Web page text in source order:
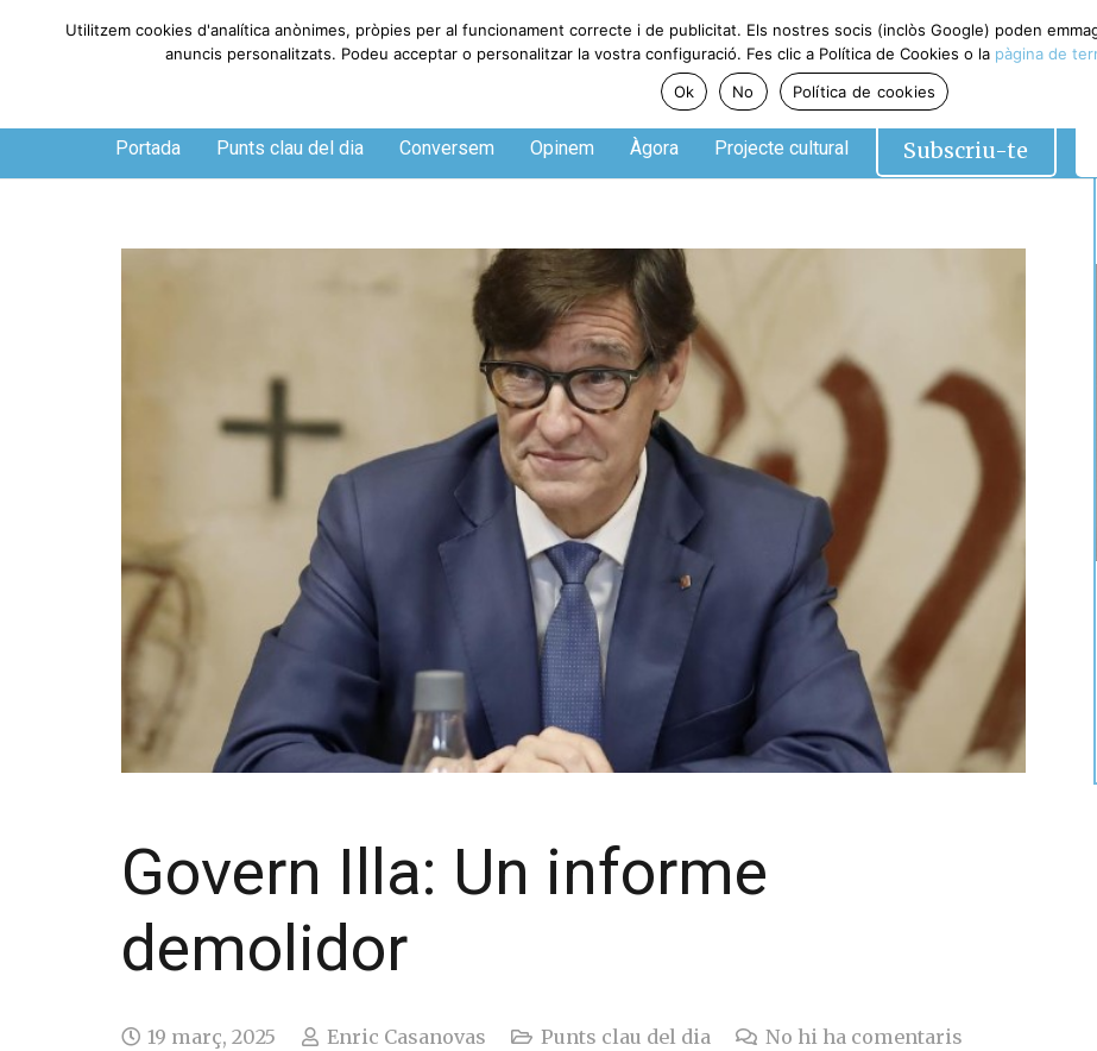
Dissabte, 8 de agosto de 2026
Portada Punts clau del dia Conversem Opinem Àgora Projecte cultural Subscriu-te
Govern Illa: Un informe
demolidor
19 març, 2025 Enric Casanovas Punts clau del dia No hi ha comentaris
Utilitzem cookies d'analítica anònimes, pròpies per al funcionament correcte i de publicitat. Els nostres socis (inclòs Google) poden
anuncis personalitzats. Podeu acceptar o personalitzar la vostra configuració. Fes clic a Política de Cookies o la pàgina de
Ok
No Política de cookies